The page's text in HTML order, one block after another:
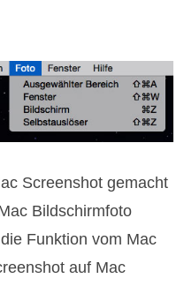
Screenshot gemacht
Bildschirmfoto
Funktion vom Mac
auf Mac